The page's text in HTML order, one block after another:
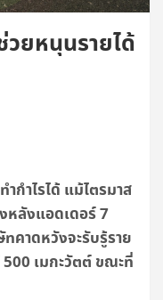
วยหนุนรายได้
กำไรได้ แม้ไตรมาส
หลังแอดเดอร์ 7
คาดหวังจะรับรู้ราย
500 เมกะวัตต์ ขณะที่